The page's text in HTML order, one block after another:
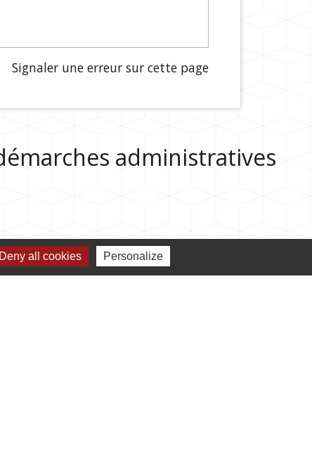
Signaler une erreur sur cette page
administratives
Deny all cookies Personalize